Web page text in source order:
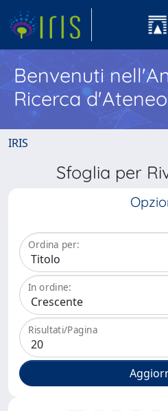
Benvenuti
Ricerca d'Ateneo
IRIS
Sfoglia per
Ordina per:
In ordine:
Risultati/Pagina